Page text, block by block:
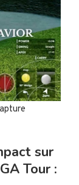
sur
Tour :